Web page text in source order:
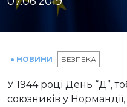
● НОВИНИ БЕЗПЕКА
У 1944 році День “Д”,
союзників у